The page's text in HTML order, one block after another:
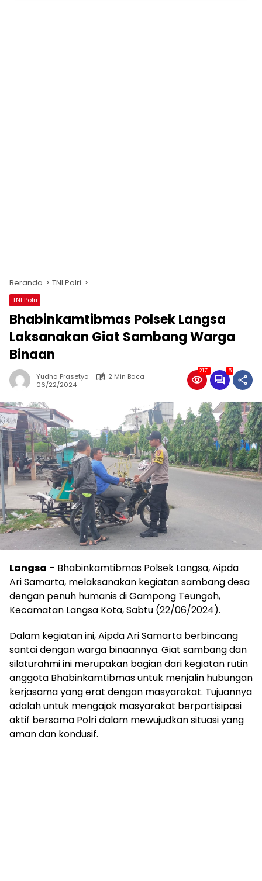
Beranda TNI Polri
TNI Polri
Bhabinkamtibmas Polsek Langsa
Laksanakan Giat Sambang Warga
Binaan
Yudha Prasetya
2 Min Baca
06/22/2024
2171 5
Langsa – Bhabinkamtibmas Polsek Langsa, Aipda
Ari Samarta, melaksanakan kegiatan sambang desa
dengan penuh humanis di Gampong Teungoh,
Kecamatan Langsa Kota, Sabtu (22/06/2024).
Dalam kegiatan ini, Aipda Ari Samarta berbincang
santai dengan warga binaannya. Giat sambang dan
silaturahmi ini merupakan bagian dari kegiatan rutin
anggota Bhabinkamtibmas untuk menjalin hubungan
kerjasama yang erat dengan masyarakat. Tujuannya
adalah untuk mengajak masyarakat berpartisipasi
aktif bersama Polri dalam mewujudkan situasi yang
aman dan kondusif.